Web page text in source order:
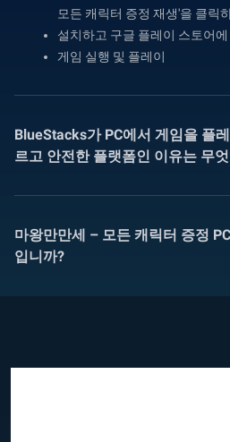
모든 캐릭터 증정 재생'을 클릭
설치하고 구글 플레이 스토어에
게임 실행 및 플레이
BlueStacks가 PC에서 게임을 플
르고 안전한 플랫폼인 이유는 무
마왕만만세 – 모든 캐릭터 증정
입니까?